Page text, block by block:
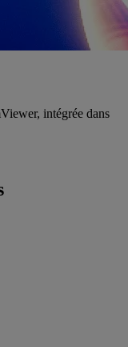
intégrée dans